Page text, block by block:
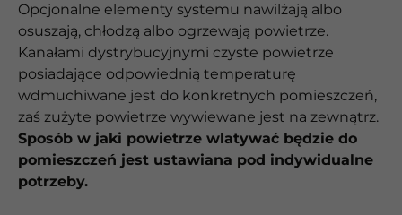
Opcjonalne elementy systemu nawilżają albo
osuszają, chłodzą albo ogrzewają powietrze.
Kanałami dystrybucyjnymi czyste powietrze
posiadające odpowiednią temperaturę
wdmuchiwane jest do konkretnych pomieszczeń,
zaś zużyte powietrze wywiewane jest na zewnątrz.
Sposób w jaki powietrze wlatywać będzie do
pomieszczeń jest ustawiana pod indywidualne
potrzeby.